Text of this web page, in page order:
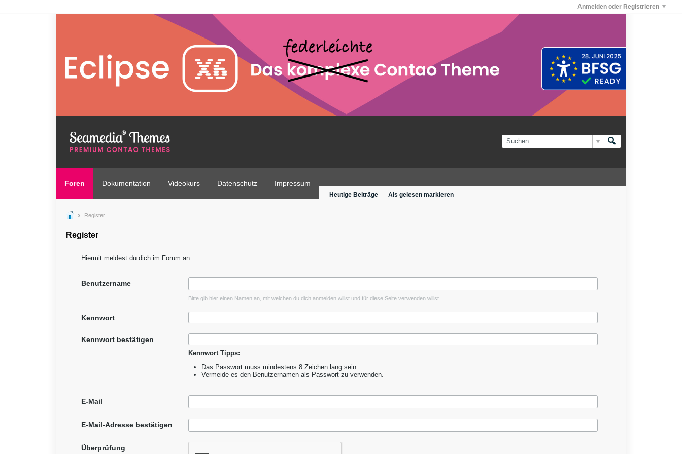
Anmelden oder Registrieren
Foren Dokumentation Videokurs Datenschutz Impressum
Heutige Beiträge Als gelesen markieren
Register
Register
Hiermit meldest du dich im Forum an.
Benutzername
Bitte gib hier einen Namen an, mit welchen du dich anmelden willst und für diese Seite verwenden willst.
Kennwort
Kennwort bestätigen
Kennwort Tipps:
Das Passwort muss mindestens 8 Zeichen lang sein.
Vermeide es den Benutzernamen als Passwort zu verwenden.
E-Mail
E-Mail-Adresse bestätigen
Überprüfung